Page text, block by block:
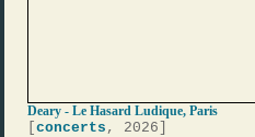
Deary - Le Hasard Ludique, Paris
[concerts , 2026]